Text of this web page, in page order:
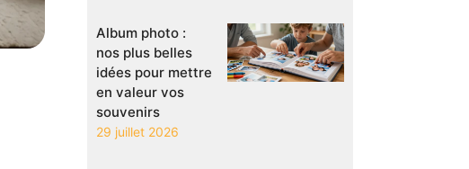
Album photo :
nos plus belles
idées pour mettre
en valeur vos
souvenirs
29 juillet 2026